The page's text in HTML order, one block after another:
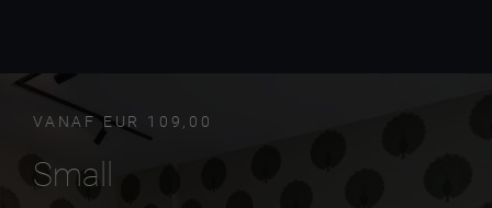
VANAF EUR 109,00
Small